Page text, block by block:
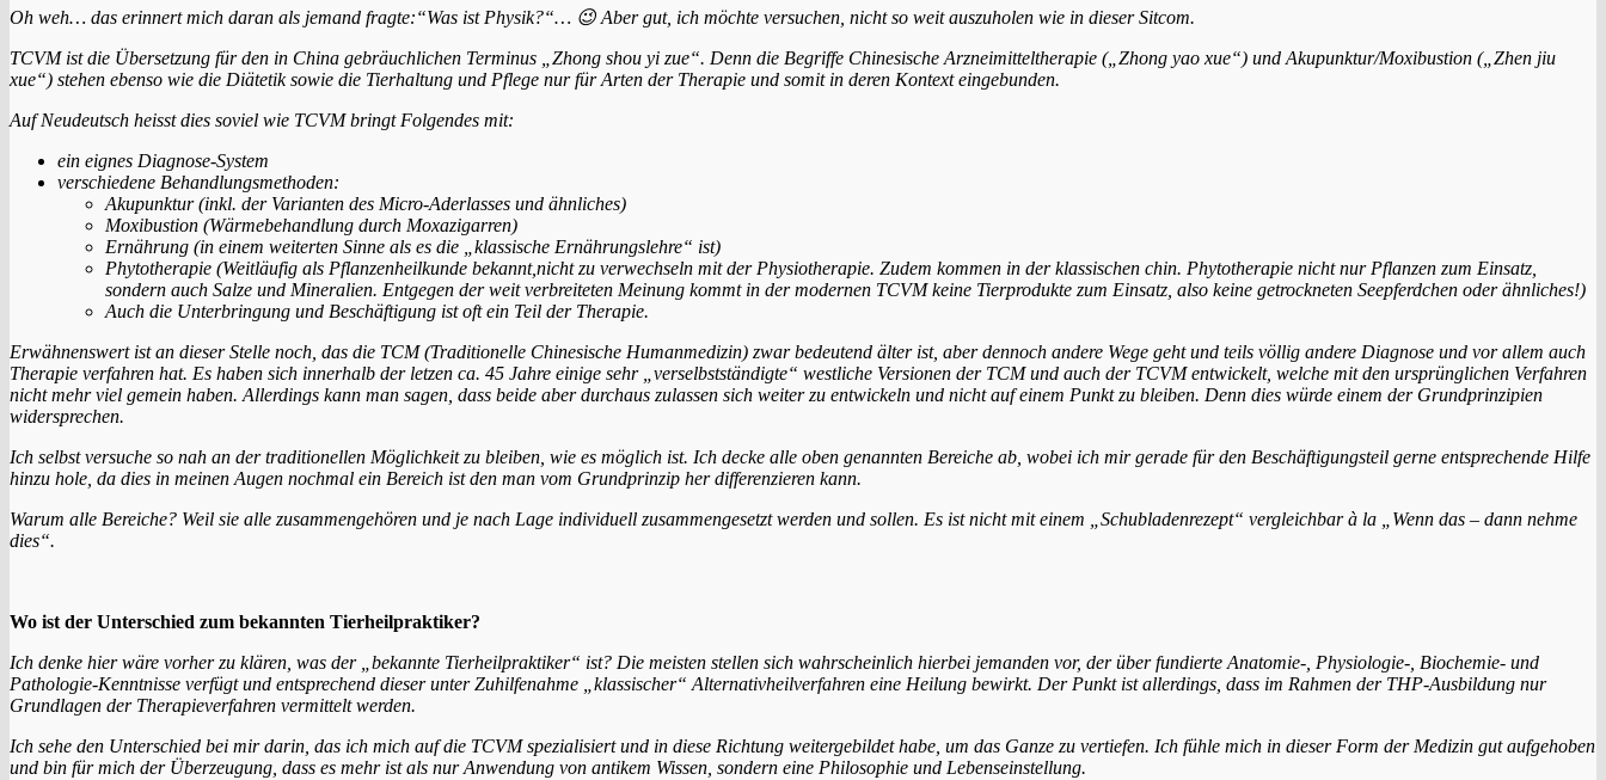
Oh weh… das erinnert mich daran als jemand fragte:“Was ist Physik?“… 😉 Aber gut, ich möchte versuchen, nicht so weit auszuholen wie in dieser Sitcom.
TCVM ist die Übersetzung für den in China gebräuchlichen Terminus „Zhong shou yi zue“. Denn die Begriffe Chinesische Arzneimitteltherapie („Zhong yao xue“) und Akupunktur/Moxibustion („Zhen jiu
xue“) stehen ebenso wie die Diätetik sowie die Tierhaltung und Pflege nur für Arten der Therapie und somit in deren Kontext eingebunden.
Auf Neudeutsch heisst dies soviel wie TCVM bringt Folgendes mit:
ein eignes Diagnose-System
verschiedene Behandlungsmethoden:
Akupunktur (inkl. der Varianten des Micro-Aderlasses und ähnliches)
Moxibustion (Wärmebehandlung durch Moxazigarren)
Ernährung (in einem weiterten Sinne als es die „klassische Ernährungslehre“ ist)
Phytotherapie (Weitläufig als Pflanzenheilkunde bekannt,nicht zu verwechseln mit der Physiotherapie. Zudem kommen in der klassischen chin. Phytotherapie nicht nur Pflanzen zum Einsatz,
sondern auch Salze und Mineralien. Entgegen der weit verbreiteten Meinung kommt in der modernen TCVMkeine Tierprodukte zum Einsatz, also keine getrockneten Seepferdchen oder ähnliches!)
Auch die Unterbringung und Beschäftigung ist oft ein Teil der Therapie.
Erwähnenswert ist an dieser Stelle noch, das die TCM (Traditionelle Chinesische Humanmedizin) zwar bedeutend älter ist, aber dennoch andere Wege geht und teils völlig andere Diagnose und vor allem auch
Therapie verfahren hat. Es haben sich innerhalb der letzen ca. 45 Jahre einige sehr „verselbstständigte“ westliche Versionen der TCM und auch der TCVM entwickelt, welche mit den ursprünglichen Verfahren
nicht mehr viel gemein haben. Allerdings kann man sagen, dass beide aber durchaus zulassen sich weiter zu entwickeln und nicht auf einem Punkt zu bleiben. Denn dies würde einem der Grundprinzipien
widersprechen.
Ich selbst versuche so nah an der traditionellen Möglichkeit zu bleiben, wie es möglich ist. Ich decke alle oben genannten Bereiche ab, wobei ich mir gerade für den Beschäftigungsteil gerne entsprechende Hilfe
hinzu hole, da dies in meinen Augen nochmal ein Bereich ist den man vom Grundprinzip her differenzieren kann.
Warum alle Bereiche? Weil sie alle zusammengehören und je nach Lage individuell zusammengesetzt werden und sollen. Es ist nicht mit einem „Schubladenrezept“ vergleichbar à la „Wenn das – dann nehme
dies“.
Wo ist der Unterschied zum bekannten Tierheilpraktiker?
Ich denke hier wäre vorher zu klären, was der „bekannte Tierheilpraktiker“ ist? Die meisten stellen sich wahrscheinlich hierbei jemanden vor, der über fundierte Anatomie-, Physiologie-, Biochemie- und
Pathologie-Kenntnisse verfügt und entsprechend dieser unter Zuhilfenahme „klassischer“ Alternativheilverfahren eine Heilung bewirkt. Der Punkt ist allerdings, dass im Rahmen der THP-Ausbildung nur
Grundlagen der Therapieverfahren vermittelt werden.
Ich sehe den Unterschied bei mir darin, das ich mich auf die TCVM spezialisiert und in diese Richtung weitergebildet habe, um das Ganze zu vertiefen. Ich fühle mich in dieser Form der Medizin gut aufgehoben
und bin für mich der Überzeugung, dass es mehr ist als nur Anwendung von antikem Wissen, sondern eine Philosophie und Lebenseinstellung.